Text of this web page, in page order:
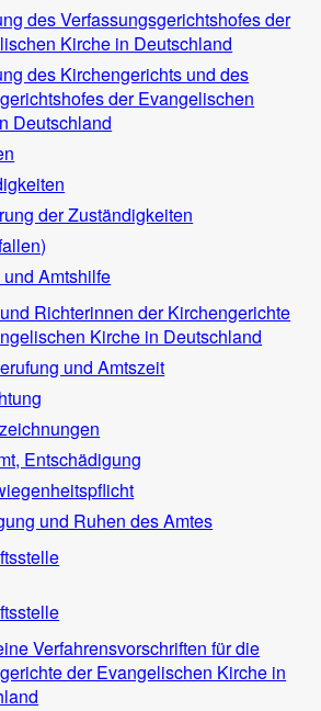
des Verfassungsgerichtshofes der
Kirche in Deutschland
des Kirchengerichts und des
der Evangelischen
Deutschland
der Zuständigkeiten
Amtshilfe
Richterinnen der Kirchengerichte
Kirche in Deutschland
und Amtszeit
Entschädigung
und Ruhen des Amtes
Verfahrensvorschriften für die
der Evangelischen Kirche in